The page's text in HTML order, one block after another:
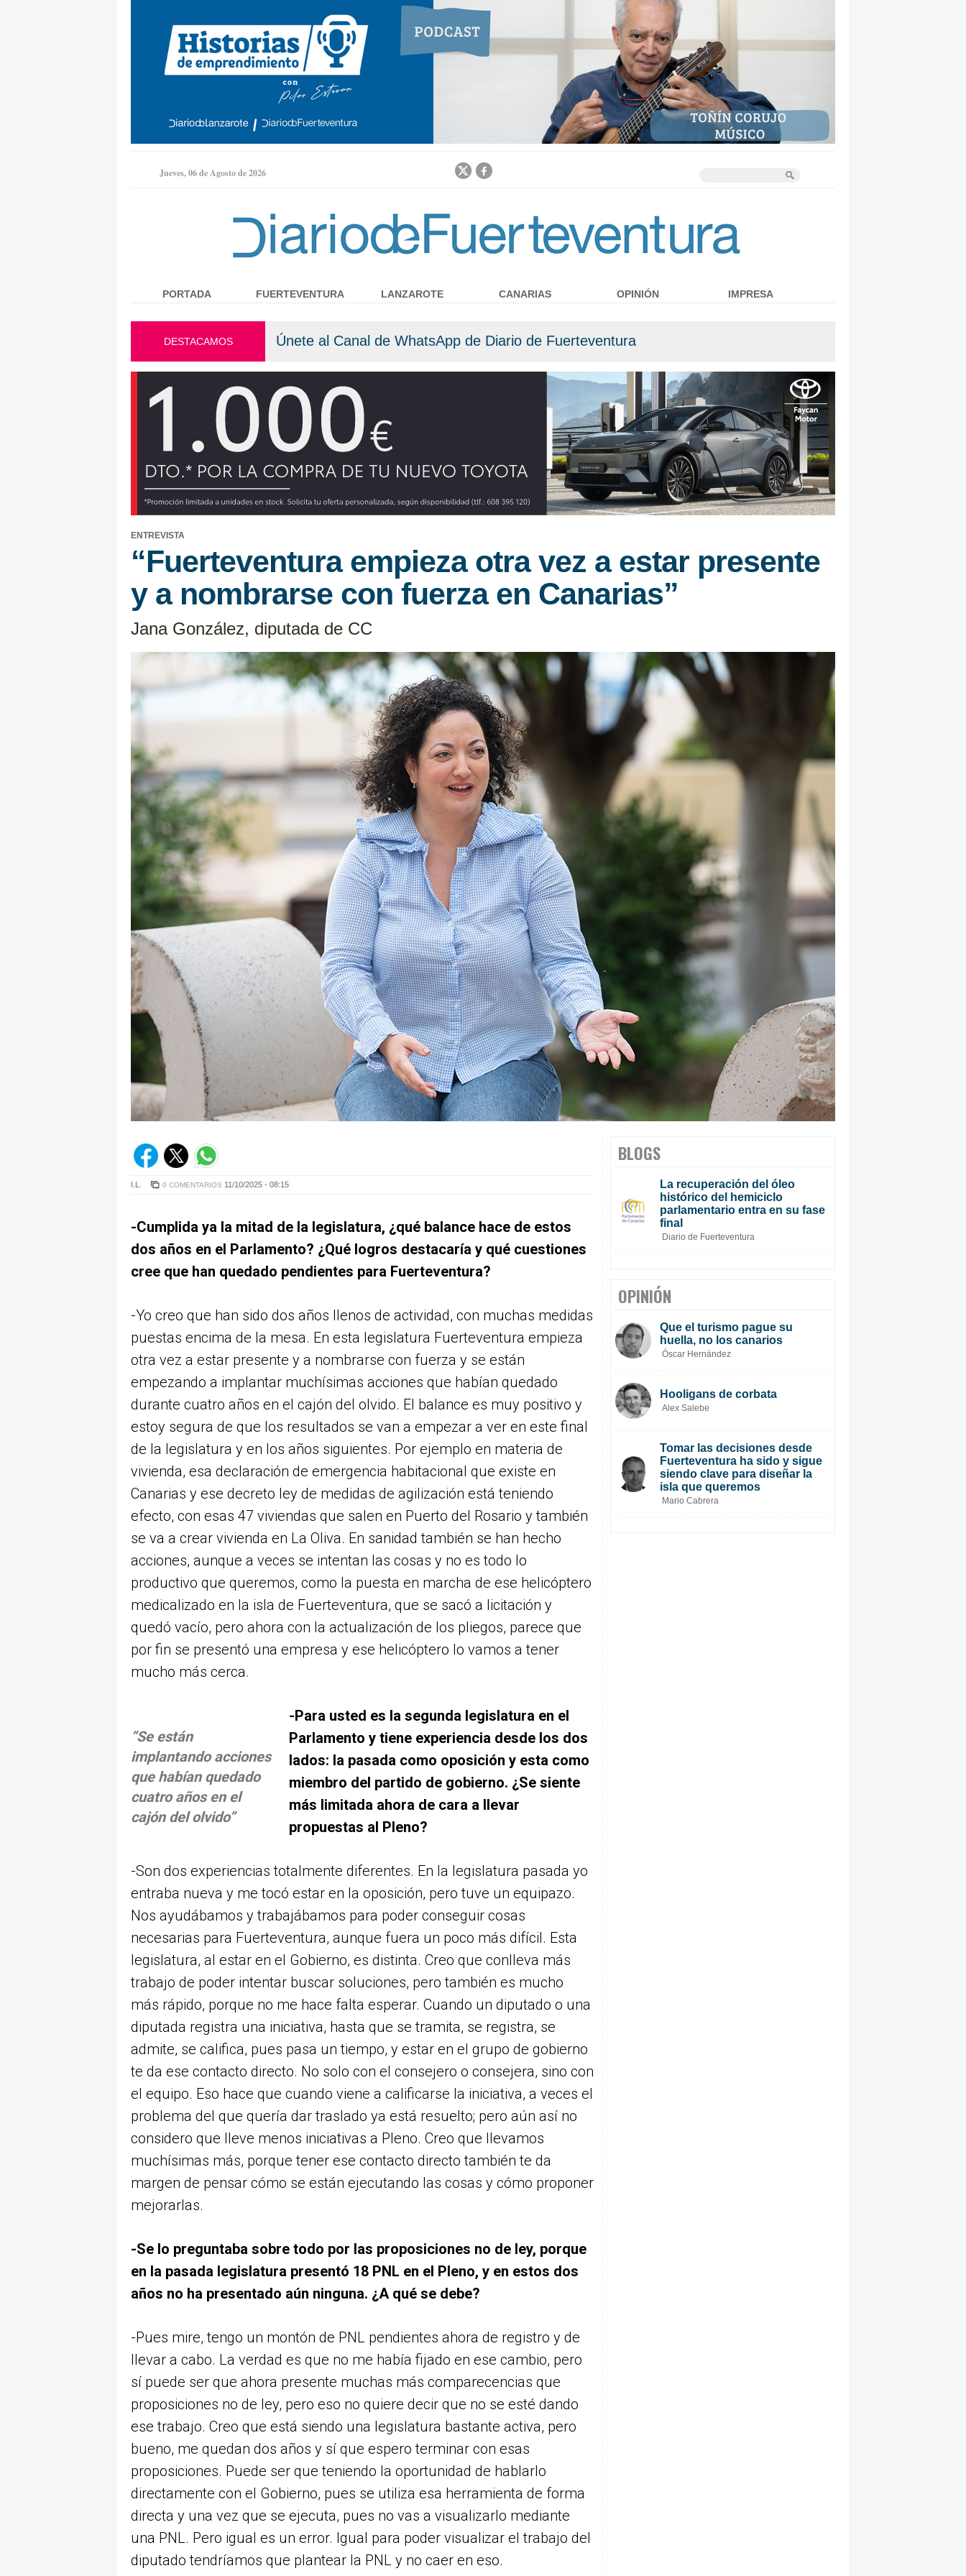
Jump to navigation
Jueves, 06 de Agosto de 2026
DESTACAMOS Únete al Canal de WhatsApp de Diario de Fuerteventura
ENTREVISTA
“Fuerteventura empieza otra vez a estar presente
y a nombrarse con fuerza en Canarias”
Jana González, diputada de CC
I.L. 0 COMENTARIOS 11/10/2025 - 08:15
-Cumplida ya la mitad de la legislatura, ¿qué balance hace de estos
dos años en el Parlamento? ¿Qué logros destacaría y qué cuestiones
cree que han quedado pendientes para Fuerteventura?
-Yo creo que han sido dos años llenos de actividad, con muchas medidas
puestas encima de la mesa. En esta legislatura Fuerteventura empieza
otra vez a estar presente y a nombrarse con fuerza y se están
empezando a implantar muchísimas acciones que habían quedado
durante cuatro años en el cajón del olvido. El balance es muy positivo y
estoy segura de que los resultados se van a empezar a ver en este final
de la legislatura y en los años siguientes. Por ejemplo en materia de
vivienda, esa declaración de emergencia habitacional que existe en
Canarias y ese decreto ley de medidas de agilización está teniendo
efecto, con esas 47 viviendas que salen en Puerto del Rosario y también
se va a crear vivienda en La Oliva. En sanidad también se han hecho
acciones, aunque a veces se intentan las cosas y no es todo lo
productivo que queremos, como la puesta en marcha de ese helicóptero
medicalizado en la isla de Fuerteventura, que se sacó a licitación y
quedó vacío, pero ahora con la actualización de los pliegos, parece que
por fin se presentó una empresa y ese helicóptero lo vamos a tener
mucho más cerca.
“Se están
implantando acciones
que habían quedado
cuatro años en el
cajón del olvido”
-Para usted es la segunda legislatura en el
Parlamento y tiene experiencia desde los dos
lados: la pasada como oposición y esta como
miembro del partido de gobierno. ¿Se siente
más limitada ahora de cara a llevar
propuestas al Pleno?
-Son dos experiencias totalmente diferentes. En la legislatura pasada yo
entraba nueva y me tocó estar en la oposición, pero tuve un equipazo.
Nos ayudábamos y trabajábamos para poder conseguir cosas
necesarias para Fuerteventura, aunque fuera un poco más difícil. Esta
legislatura, al estar en el Gobierno, es distinta. Creo que conlleva más
trabajo de poder intentar buscar soluciones, pero también es mucho
más rápido, porque no me hace falta esperar. Cuando un diputado o una
diputada registra una iniciativa, hasta que se tramita, se registra, se
admite, se califica, pues pasa un tiempo, y estar en el grupo de gobierno
te da ese contacto directo. No solo con el consejero o consejera, sino con
el equipo. Eso hace que cuando viene a calificarse la iniciativa, a veces el
problema del que quería dar traslado ya está resuelto; pero aún así no
considero que lleve menos iniciativas a Pleno. Creo que llevamos
muchísimas más, porque tener ese contacto directo también te da
margen de pensar cómo se están ejecutando las cosas y cómo proponer
mejorarlas.
-Se lo preguntaba sobre todo por las proposiciones no de ley, porque
en la pasada legislatura presentó 18 PNL en el Pleno, y en estos dos
años no ha presentado aún ninguna. ¿A qué se debe?
-Pues mire, tengo un montón de PNL pendientes ahora de registro y de
llevar a cabo. La verdad es que no me había fijado en ese cambio, pero
sí puede ser que ahora presente muchas más comparecencias que
proposiciones no de ley, pero eso no quiere decir que no se esté dando
ese trabajo. Creo que está siendo una legislatura bastante activa, pero
bueno, me quedan dos años y sí que espero terminar con esas
proposiciones. Puede ser que teniendo la oportunidad de hablarlo
directamente con el Gobierno, pues se utiliza esa herramienta de forma
directa y una vez que se ejecuta, pues no vas a visualizarlo mediante
una PNL. Pero igual es un error. Igual para poder visualizar el trabajo del
diputado tendríamos que plantear la PNL y no caer en eso.
PORTADA FUERTEVENTURA LANZAROTE CANARIAS OPINIÓN IMPRESA
BLOGS
La recuperación del óleo
histórico del hemiciclo
parlamentario entra en su fase
final
Diario de Fuerteventura
OPINIÓN
Que el turismo pague su
huella, no los canarios
Óscar Hernández
Hooligans de corbata
Alex Salebe
Tomar las decisiones desde
Fuerteventura ha sido y sigue
siendo clave para diseñar la
isla que queremos
Mario Cabrera